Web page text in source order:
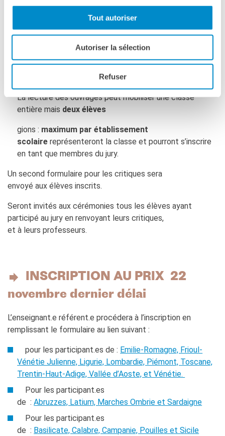
Tout autoriser
Autoriser la sélection
Refuser
RÈGLEMENT DU JURY
Les inscriptions sont réservées aux élèves de“Quarta”
1ère et Terminale des lycées français d’Italie
désirant faire partie du Jury et sont ouvertes jusqu’au
La lecture des ouvrages peut mobiliser une classe
entière mais deux élèves
gions : maximum par établissement
scolairereprésenteront la classe et pourront s’inscrire
en tant que membres du jury.
Un second formulaire pour les critiques sera
envoyé aux élèves inscrits.
Seront invités aux cérémonies tous les élèves ayant
participé au jury en renvoyant leurs critiques,
et à leurs professeurs.
INSCRIPTION AU PRIX 22
novembre dernier délai
L’enseignant.e référent.e procédera à l’inscription en
remplissant le formulaire au lien suivant :
pour les participant.es de : Emilie-Romagne, Frioul-
Vénétie Julienne, Ligurie, Lombardie, Piémont, Toscane,
Trentin-Haut-Adige, Vallée d’Aoste, et Vénétie.
Pour les participant.es
de :Abruzzes, Latium, Marches Ombrie et Sardaigne
Pour les participant.es
de : Basilicate, Calabre, Campanie, Pouilles et Sicile